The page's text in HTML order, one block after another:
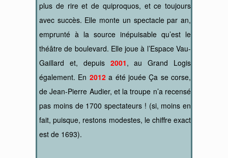
plus de rire et de quiproquos, et ce toujours
avec succès. Elle monte un spectacle par an,
emprunté à la source inépuisable qu’est le
théâtre de boulevard. Elle joue à l’Espace Vau-
Gaillard et, depuis 2001, au Grand Logis
également. En 2012a été jouée Ça se corse,
de Jean-Pierre Audier, et la troupe n’a recensé
pas moins de 1700 spectateurs ! (si, moins en
fait, puisque, restons modestes, le chiffre exact
est de 1693).